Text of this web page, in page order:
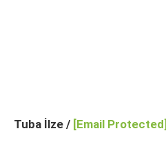
Tuba İlze / [email Protected]